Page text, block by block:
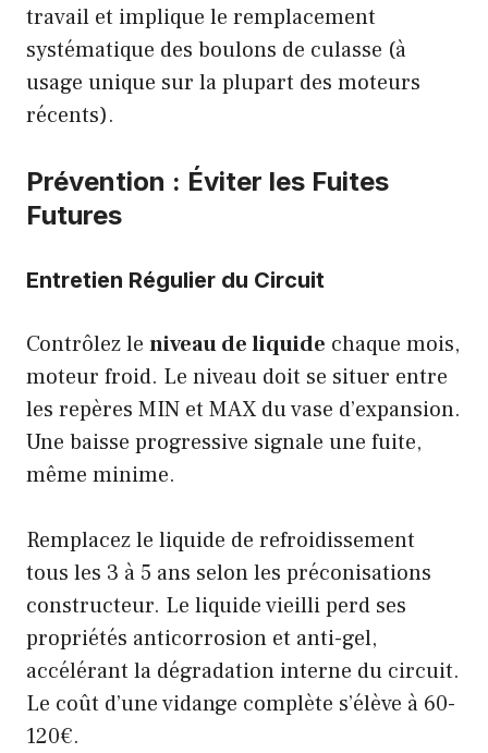
travail et implique le remplacement
systématique des boulons de culasse (à
usage unique sur la plupart des moteurs
récents).
Prévention : Éviter les Fuites
Futures
Entretien Régulier du Circuit
Contrôlez le niveau de liquide chaque mois,
moteur froid. Le niveau doit se situer entre
les repères MIN et MAX du vase d’expansion.
Une baisse progressive signale une fuite,
même minime.
Remplacez le liquide de refroidissement
tous les 3 à 5 ans selon les préconisations
constructeur. Le liquide vieilli perd ses
propriétés anticorrosion et anti-gel,
accélérant la dégradation interne du circuit.
Le coût d’une vidange complète s’élève à 60-
120€.